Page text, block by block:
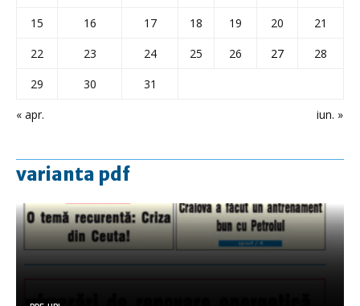
« apr. iun. »
15
16 17 18 19 20
21
22
23 24 25 26 27
28
29
30 31
varianta pdf